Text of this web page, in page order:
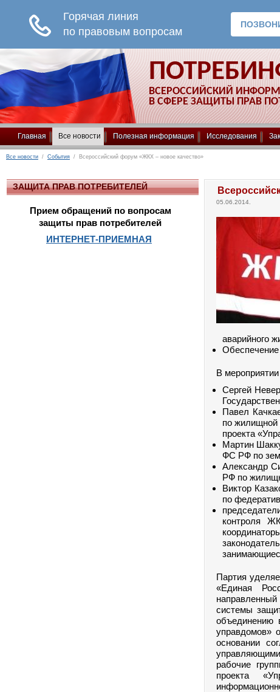
ВСЕРОССИЙСКИЙ
В СФЕРЕ ЗАЩИТЫ ПРАВ
Главная Все новости Полезная информация Исследования
Все новости / События / Всероссийский форум «ЖКХ – новое качество»
ЗАЩИТА ПРАВ ПОТРЕБИТЕЛЕЙ
Прием обращений по вопросам
защиты прав потребителей
ИНТЕРНЕТ-ПРИЕМНАЯ
05.06.2014.
аварийного
Обеспечение
В
Сергей
Павел
по жилищной
проекта
Мартин
ФС РФ по
Александр
РФ по
Виктор
по
контроля
Партия
«Единая
системы
объединению
управдомов»
основании
рабочие
проекта